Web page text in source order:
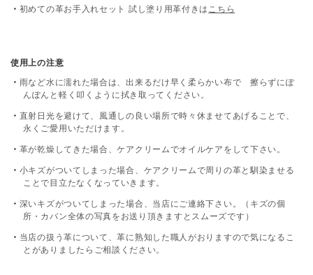
初めての革お手入れセット 試し塗り用革付きは こちら
使用上の注意
雨など水に濡れた場合は、出来るだけ早く柔らかい布で 擦らずにぽ
んぽんと軽く叩くように拭き取ってください。
直射日光を避けて、風通しの良い場所で時々休ませてあげることで、
永くご愛用いただけます。
革が乾燥してきた場合、ケアクリームでオイルケアをして下さい。
小キズがついてしまった場合、ケアクリームで周りの革と馴染ませる
ことで目立たなくなっていきます。
深いキズがついてしまった場合、当店にご連絡下さい。（キズの個
所・カバン全体の写真をお送り頂きますとスムーズです）
当店の扱う革について、革に熟知した職人がおりますので気になるこ
とがありましたらご相談ください。